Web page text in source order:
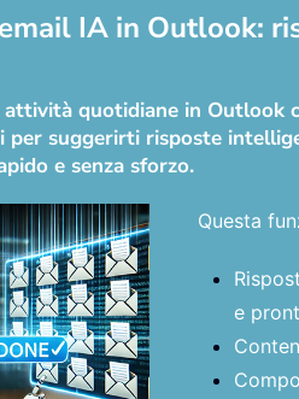
IA in Outlook:
quotidiane in Outlook
per suggerirti risposte
e senza sforzo.
Questa
e